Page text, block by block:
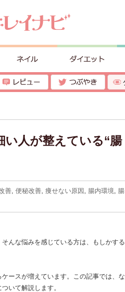
人が整えている“腸
善, 便秘改善, 痩せない原因 , 腸内環境, 腸
んな悩みを感じている方は、もしかする
ースが増えています。この記事では、な
いて解説します。